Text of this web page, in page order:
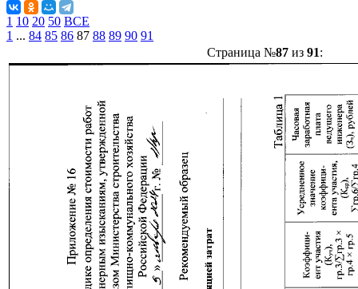
1 10 20 50 ВСЕ
1 ... 84 85 86 87 88 89 90 91
Страница №87из 91: